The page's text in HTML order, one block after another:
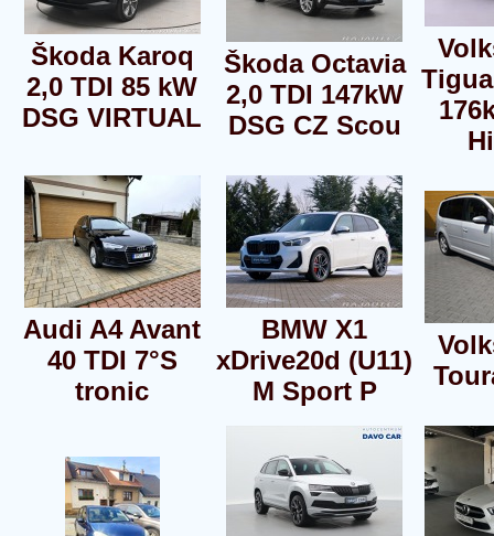
Škoda Karoq
2,0 TDI 85 kW
DSG VIRTUAL
Škoda Octavia
2,0 TDI 147kW
DSG CZ Scou
Audi A4 Avant
40 TDI 7°S
tronic
BMW X1
xDrive20d (U11)
M Sport P